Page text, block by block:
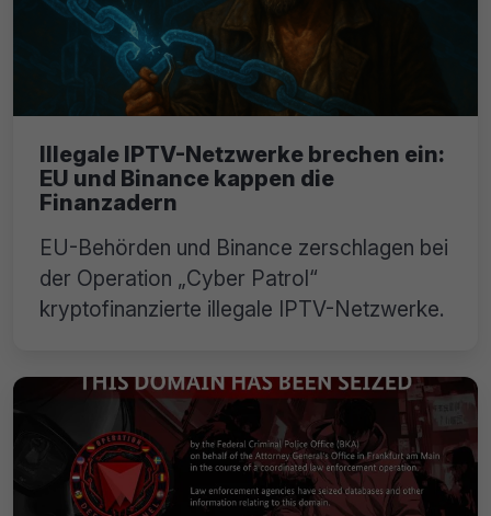
Illegale IPTV-Netzwerke brechen ein:
EU und Binance kappen die
Finanzadern
EU-Behörden und Binance zerschlagen bei
der Operation „Cyber Patrol“
kryptofinanzierte illegale IPTV-Netzwerke.